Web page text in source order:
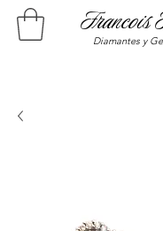
Diamantes y
Francois